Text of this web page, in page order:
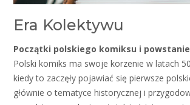
Era Kolektywu
Początki polskiego komiksu i
Polski komiks ma swoje korzenie w latach
kiedy to zaczęły pojawiać się pierwsze
głównie o tematyce historycznej i